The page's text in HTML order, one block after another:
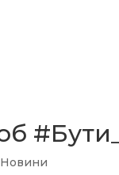
Новини